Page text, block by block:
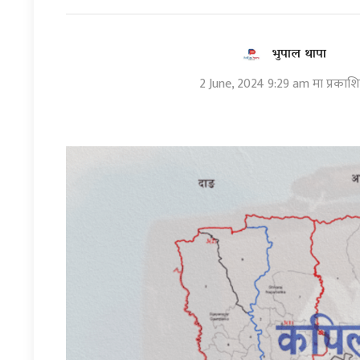
भुपाल थापा
2 June, 2024 9:29 am मा